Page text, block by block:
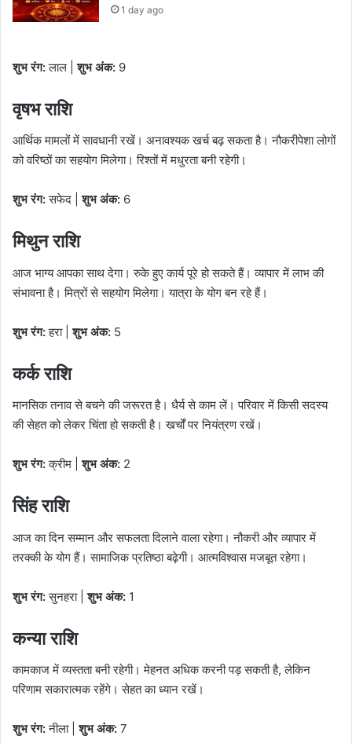
1 day ago
शुभ रंग:लाल |शुभ अंक: 9
वृषभ राशि
आर्थिक मामलों में सावधानी रखें। अनावश्यक खर्च बढ़ सकता है। नौकरीपेशा लोगों
को वरिष्ठों का सहयोग मिलेगा। रिश्तों में मधुरता बनी रहेगी।
शुभ रंग:सफेद |शुभ अंक: 6
मिथुन राशि
आज भाग्य आपका साथ देगा। रुके हुए कार्य पूरे हो सकते हैं। व्यापार में लाभ की
संभावना है। मित्रों से सहयोग मिलेगा। यात्रा के योग बन रहे हैं।
शुभ रंग:हरा |शुभ अंक: 5
कर्क राशि
मानसिक तनाव से बचने की जरूरत है। धैर्य से काम लें। परिवार में किसी सदस्य
की सेहत को लेकर चिंता हो सकती है। खर्चों पर नियंत्रण रखें।
शुभ रंग:क्रीम |शुभ अंक: 2
सिंह राशि
आज का दिन सम्मान और सफलता दिलाने वाला रहेगा। नौकरी और व्यापार में
तरक्की के योग हैं। सामाजिक प्रतिष्ठा बढ़ेगी। आत्मविश्वास मजबूत रहेगा।
शुभ रंग:सुनहरा |शुभ अंक: 1
कन्या राशि
कामकाज में व्यस्तता बनी रहेगी। मेहनत अधिक करनी पड़ सकती है, लेकिन
परिणाम सकारात्मक रहेंगे। सेहत का ध्यान रखें।
शुभ रंग:नीला |शुभ अंक: 7